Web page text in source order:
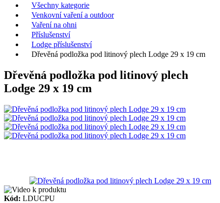
Všechny kategorie
Venkovní vaření a outdoor
Vaření na ohni
Příslušenství
Lodge příslušenství
Dřevěná podložka pod litinový plech Lodge 29 x 19 cm
Dřevěná podložka pod litinový plech
Lodge 29 x 19 cm
Kód: LDUCPU